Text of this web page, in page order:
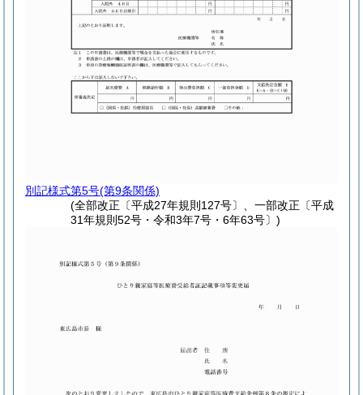
別記様式第5号(第9条関係)
(全部改正〔平成27年規則127号〕、一部改正〔平成
31年規則52号・令和3年7号・6年63号〕)